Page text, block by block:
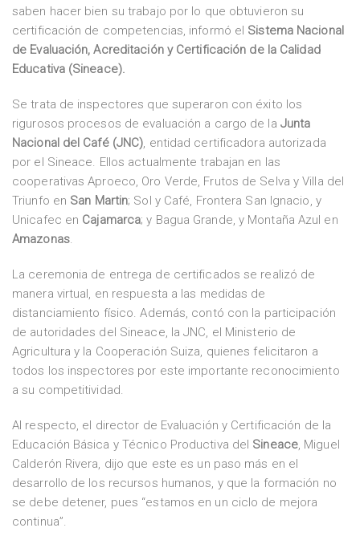
saben hacer bien su trabajo por lo que obtuvieron su
certificación de competencias, informó el Sistema Nacional
de Evaluación, Acreditación y Certificación de la Calidad
Educativa (Sineace).
Se trata de inspectores que superaron con éxito los
rigurosos procesos de evaluación a cargo de la Junta
Nacional del Café (JNC), entidad certificadora autorizada
por el Sineace. Ellos actualmente trabajan en las
cooperativas Aproeco, Oro Verde, Frutos de Selva y Villa del
Triunfo en San Martin; Sol y Café, Frontera San Ignacio, y
Unicafec en Cajamarca; y Bagua Grande, y Montaña Azul en
Amazonas.
La ceremonia de entrega de certificados se realizó de
manera virtual, en respuesta a las medidas de
distanciamiento físico. Además, contó con la participación
de autoridades del Sineace, la JNC, el Ministerio de
Agricultura y la Cooperación Suiza, quienes felicitaron a
todos los inspectores por este importante reconocimiento
a su competitividad.
Al respecto, el director de Evaluación y Certificación de la
Educación Básica y Técnico Productiva del Sineace, Miguel
Calderón Rivera, dijo que este es un paso más en el
desarrollo de los recursos humanos, y que la formación no
se debe detener, pues “estamos en un ciclo de mejora
continua”.